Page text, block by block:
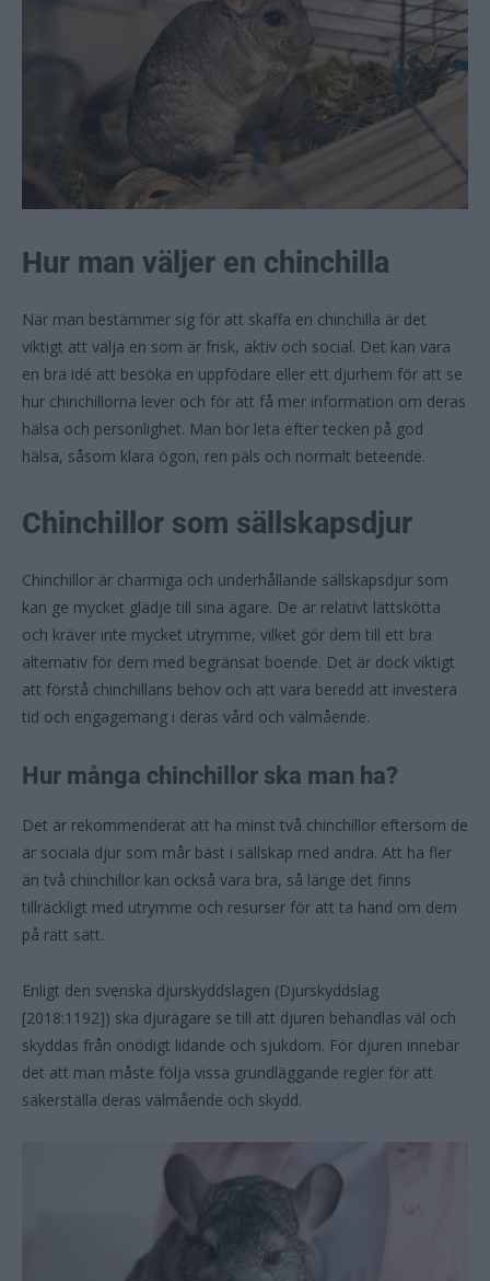
Hur man väljer en chinchilla
När man bestämmer sig för att skaffa en chinchilla är det
viktigt att välja en som är frisk, aktiv och social. Det kan vara
en bra idé att besöka en uppfödare eller ett djurhem för att se
hur chinchillorna lever och för att få mer information om deras
hälsa och personlighet. Man bör leta efter tecken på god
hälsa, såsom klara ögon, ren päls och normalt beteende.
Chinchillor som sällskapsdjur
Chinchillor är charmiga och underhållande sällskapsdjur som
kan ge mycket glädje till sina ägare. De är relativt lättskötta
och kräver inte mycket utrymme, vilket gör dem till ett bra
alternativ för dem med begränsat boende. Det är dock viktigt
att förstå chinchillans behov och att vara beredd att investera
tid och engagemang i deras vård och välmående.
Hur många chinchillor ska man ha?
Det är rekommenderat att ha minst två chinchillor eftersom de
är sociala djur som mår bäst i sällskap med andra. Att ha fler
än två chinchillor kan också vara bra, så länge det finns
tillräckligt med utrymme och resurser för att ta hand om dem
på rätt sätt.
Enligt den svenska djurskyddslagen (Djurskyddslag
[2018:1192]) ska djurägare se till att djuren behandlas väl och
skyddas från onödigt lidande och sjukdom. För djuren innebär
det att man måste följa vissa grundläggande regler för att
säkerställa deras välmående och skydd.